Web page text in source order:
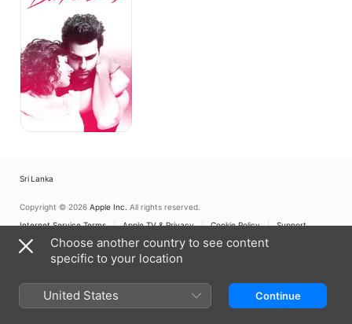
Sri Lanka
Copyright © 2026 Apple Inc. All rights reserved.
Internet Service Terms
Apple TV & Privacy Cookie Policy Support
Choose another country to see content
specific to your location
United States Continue